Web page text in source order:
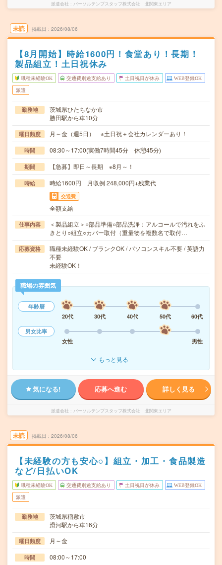
派遣会社 パーソルテンプスタッフ株式会社 北関東エリア
未読 掲載日 2026/08/06
【8月開始】時給1600円！食堂あり！長期！
製品組立！土日祝休み
職種未経験OK 交通費別途支給あり 土日祝日が休み WEB登録OK
派遣
勤務地
茨城県ひたちなか市
勝田駅から車10分
曜日頻度 月～金（週5日） ※土日祝＋会社カレンダーあり！
時間 08:30～17:00(実働7時間45分 休憩45分)
期間 【急募】即日～長期 ※8月～！
時給 時給1600円 月収例 248,000円+残業代
交通費
全額支給
仕事内容
＜製品組立＞○部品準備○部品洗浄：アルコールで汚れをふ
きとり○組立○カバー取付（重量物を複数名で取付…
応募資格
職種未経験OK / ブランクOK / パソコンスキル不要 / 英語力
不要
未経験OK！
職場の雰囲気
年齢層
20代
30代 40代 50代
60代
男女比率
女性
男性
もっと見る
気になる! 応募へ進む 詳しく見る
派遣会社 パーソルテンプスタッフ株式会社 北関東エリア
未読 掲載日 2026/08/06
【未経験の方も安心○】組立・加工・食品製造
など/日払いOK
職種未経験OK 交通費別途支給あり 土日祝日が休み WEB登録OK
派遣
勤務地
茨城県稲敷市
滑河駅から車16分
曜日頻度 月～金
時間 08:00～17:00